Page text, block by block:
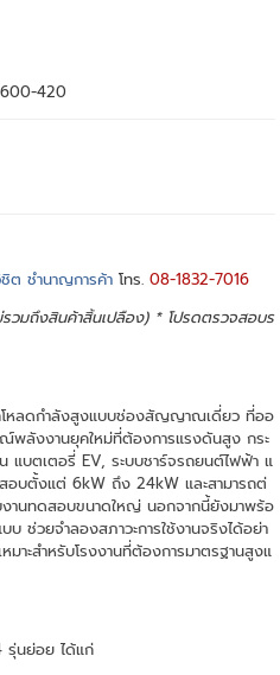
420
ต ชำนาญการค้า โทร.08-1832-7016
รวมถึงสินค้าสิ้นเปลือง) * โปรดตรวจสอบร
โหลดกำลังสูงแบบช่องสัญญาณเดี่ยว ที่ออ
ลังงานยุคใหม่ที่ต้องการแรงดันสูง กระ
แบตเตอรี่ EV, ระบบชาร์จรถยนต์ไฟฟ้า แ
อบตั้งแต่ 6kW ถึง 24kW และสามารถต่
านทดสอบขนาดใหญ่ นอกจากนี้ยังมาพร้อ
ช่วยจำลองสภาวะการใช้งานจริงได้อย่า
มาะสำหรับโรงงานที่ต้องการมาตรฐานสูงแ
รุ่นย่อย ได้แก่